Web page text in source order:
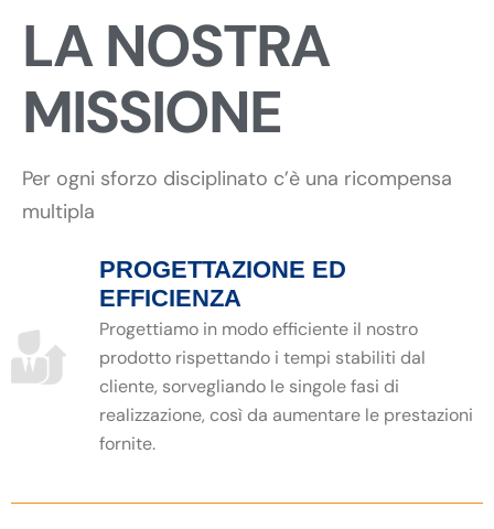
LA NOSTRA
MISSIONE
Per ogni sforzo disciplinato c’è una ricompensa
multipla
PROGETTAZIONE ED
EFFICIENZA
Progettiamo in modo efficiente il nostro
prodotto rispettando i tempi stabiliti dal
cliente, sorvegliando le singole fasi di
realizzazione, così da aumentare le prestazioni
fornite.